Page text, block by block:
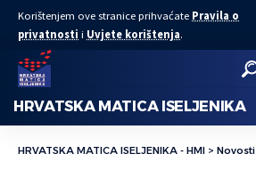
Korištenjem ove stranice prihvaćate Pravila o
privatnosti i Uvjete korištenja.
HRVATSKA MATICA ISELJENIKA
HRVATSKA MATICA ISELJENIKA - HMI > Novosti